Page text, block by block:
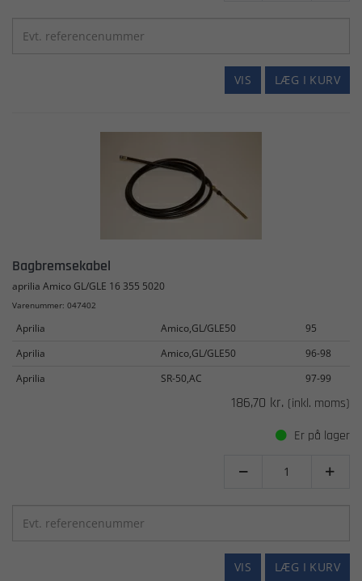
LÆG I KURV
VIS
Bagbremsekabel
aprilia Amico GL/GLE 16 355 5020
Varenummer: 047402
Aprilia Amico,GL/GLE50
95
Aprilia
Amico,GL/GLE50
96-98
Aprilia
SR-50,AC 97-99
186,70 kr. (inkl. moms)
Er på lager
 
LÆG I KURV
VIS